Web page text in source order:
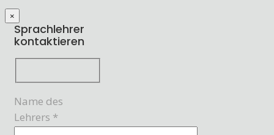
×
Sprachlehrer
kontaktieren
Name des
Lehrers *